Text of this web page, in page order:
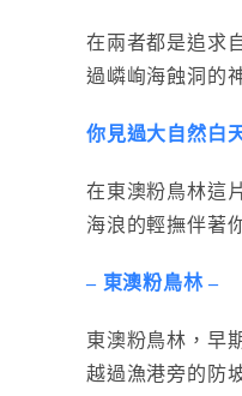
在兩者都是追求
過嶙峋海蝕洞的
你見過大自然白
在東澳粉鳥林這
海浪的輕撫伴著
– 東澳粉鳥林 –
東澳粉鳥林，早
越過漁港旁的防